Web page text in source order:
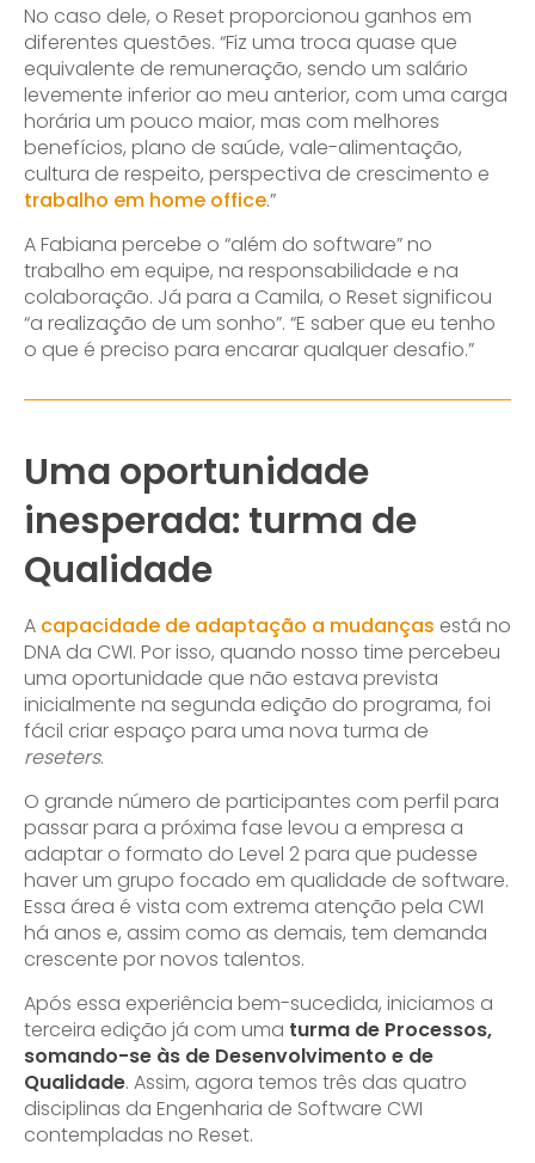
No caso dele, o Reset proporcionou ganhos em
diferentes questões. “Fiz uma troca quase que
equivalente de remuneração, sendo um salário
levemente inferior ao meu anterior, com uma carga
horária um pouco maior, mas com melhores
benefícios, plano de saúde, vale-alimentação,
cultura de respeito, perspectiva de crescimento e
trabalho em home office.”
A Fabiana percebe o “além do software” no
trabalho em equipe, na responsabilidade e na
colaboração. Já para a Camila, o Reset significou
“a realização de um sonho”. “E saber que eu tenho
o que é preciso para encarar qualquer desafio.”
Uma oportunidade
inesperada: turma de
Qualidade
A capacidade de adaptação a mudanças está no
DNA da CWI. Por isso, quando nosso time percebeu
uma oportunidade que não estava prevista
inicialmente na segunda edição do programa, foi
fácil criar espaço para uma nova turma de
reseters.
O grande número de participantes com perfil para
passar para a próxima fase levou a empresa a
adaptar o formato do Level 2 para que pudesse
haver um grupo focado em qualidade de software.
Essa área é vista com extrema atenção pela CWI
há anos e, assim como as demais, tem demanda
crescente por novos talentos.
Após essa experiência bem-sucedida, iniciamos a
terceira edição já com uma turma de Processos,
somando-se às de Desenvolvimento e de
Qualidade. Assim, agora temos três das quatro
disciplinas da Engenharia de Software CWI
contempladas no Reset.